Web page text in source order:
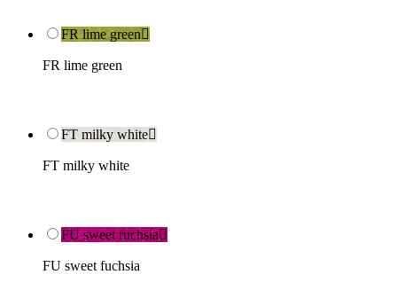
FR lime green
FR lime green
FT milky white
FT milky white
FU sweet fuchsia
FU sweet fuchsia